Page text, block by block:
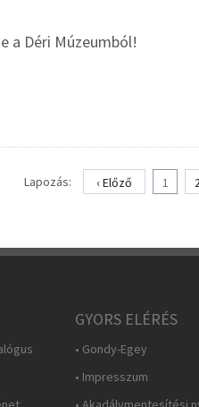
a Déri Múzeumból!
Lapozás: ‹ Előző 1
GYORS ELÉRÉS
• Gondy-Egey
• Impresszum